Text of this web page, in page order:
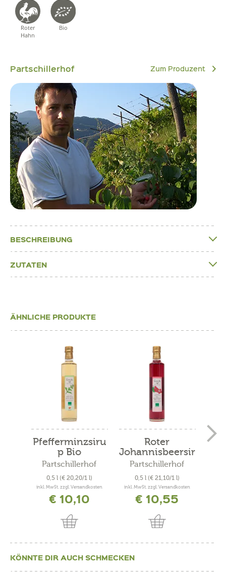
Roter
Hahn
Bio
Partschillerhof Zum Produzent
BESCHREIBUNG
ZUTATEN
ÄHNLICHE PRODUKTE
Pfefferminzsiru
p Bio
Partschillerhof
0,5 l (€ 20,20/1 l)
inkl. MwSt. zzgl. Versandkosten
€ 10,10
Roter
Johannisbeersir
up Bio
Partschillerhof
0,5 l (€ 21,10/1 l)
inkl. MwSt. zzgl. Versandkosten
€ 10,55
KÖNNTE DIR AUCH SCHMECKEN